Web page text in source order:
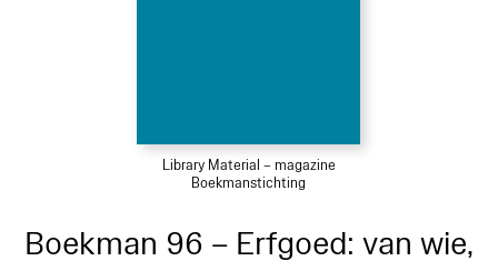
Library Material – magazine
Boekmanstichting
Boekman 96 – Erfgoed: van wie,